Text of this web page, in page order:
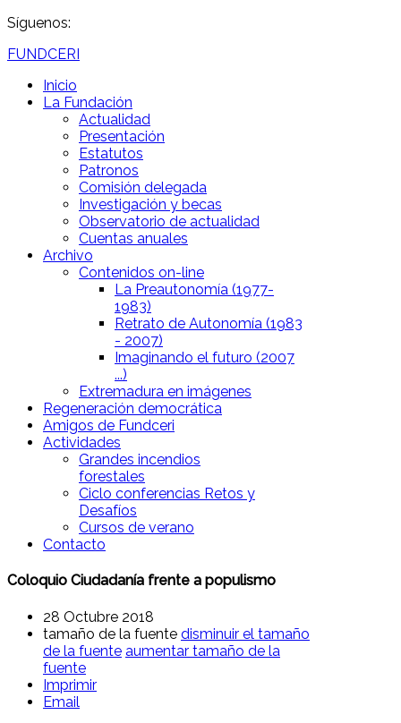
Síguenos:
FUNDCERI
Inicio
La Fundación
Actualidad
Presentación
Estatutos
Patronos
Comisión delegada
Investigación y becas
Observatorio de actualidad
Cuentas anuales
Archivo
Contenidos on-line
La Preautonomía (1977-
1983)
Retrato de Autonomía (1983
- 2007)
Imaginando el futuro (2007
...)
Extremadura en imágenes
Regeneración democrática
Amigos de Fundceri
Actividades
Grandes incendios
forestales
Ciclo conferencias Retos y
Desafíos
Cursos de verano
Contacto
Coloquio Ciudadanía frente a populismo
28 Octubre 2018
tamaño de la fuente disminuir el tamaño
de la fuente aumentar tamaño de la
fuente
Imprimir
Email